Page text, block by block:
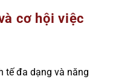
cơ hội việc
tế đa dạng và năng